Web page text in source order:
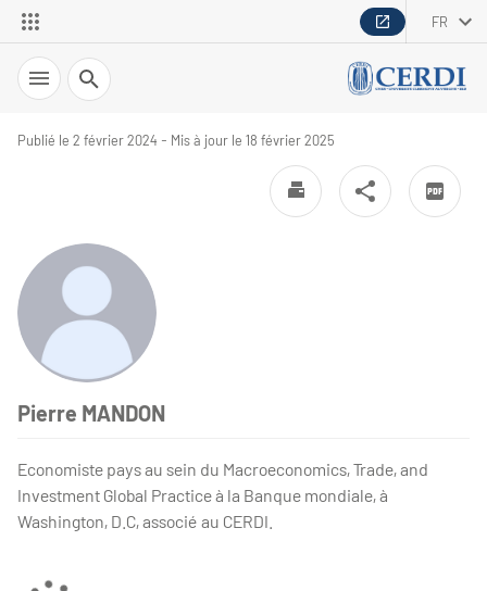
FR
Recherche
Publié le 2 février 2024 - Mis à jour le 18 février 2025
Pierre MANDON
Economiste pays au sein du Macroeconomics, Trade, and
Investment Global Practice à la Banque mondiale, à
Washington, D.C, associé au CERDI.